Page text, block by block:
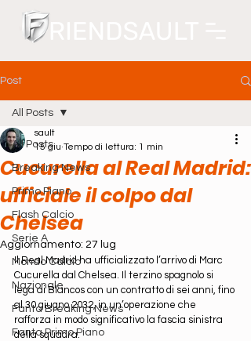
Post
All Posts
Breaking News
Primo Piano
Flash Calcio
Serie A
Mondo Calcio
Nazionale
Fanta Breaking News
Fanta Primo Piano
All Posts
Cucurella al Real Madrid:
ufficiale il colpo dal
Chelsea
sault
15 giu Tempo di lettura: 1 min
Aggiornamento: 27 lug
Il Real Madrid ha ufficializzato l’arrivo di Marc
Cucurella dal Chelsea. Il terzino spagnolo si
lega ai Blancos con un contratto di sei anni, fino
al 30 giugno 2032, in un’operazione che
rafforza in modo significativo la fascia sinistra
della squadra.